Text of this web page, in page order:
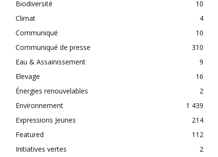
Biodiversité
10
Climat
4
Communiqué
10
Communiqué de presse
310
Eau & Assainissement
9
Elevage
16
Énergies renouvelables
2
Environnement
1 439
Expressions Jeunes
214
Featured
112
Initiatives vertes
2